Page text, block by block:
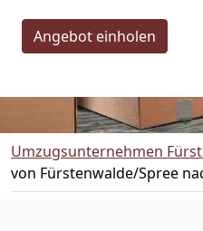
Angebot einholen
Umzugsunternehmen
von Fürstenwalde/Spree